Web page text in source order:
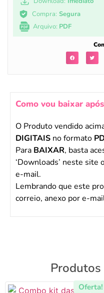
Compra: Segura
Arquivo: PDF
Como vou baixar
O Produto vendido
DIGITAIS no formato
Para BAIXAR, basta
‘Downloads’ neste
e-mail.
Lembrando que este
correio, anexo por e-
Oferta!